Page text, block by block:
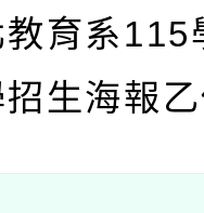
育系115
生海報